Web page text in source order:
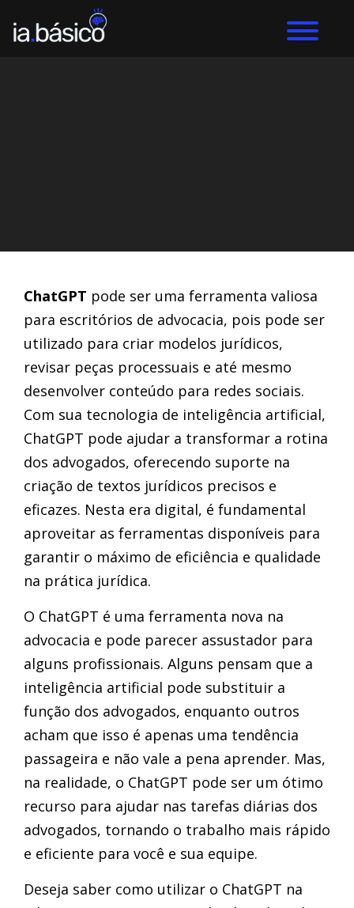
ChatGPT pode ser uma ferramenta valiosa
para escritórios de advocacia, pois pode ser
utilizado para criar modelos jurídicos,
revisar peças processuais e até mesmo
desenvolver conteúdo para redes sociais.
Com sua tecnologia de inteligência artificial,
ChatGPT pode ajudar a transformar a rotina
dos advogados, oferecendo suporte na
criação de textos jurídicos precisos e
eficazes. Nesta era digital, é fundamental
aproveitar as ferramentas disponíveis para
garantir o máximo de eficiência e qualidade
na prática jurídica.
O ChatGPT é uma ferramenta nova na
advocacia e pode parecer assustador para
alguns profissionais. Alguns pensam que a
inteligência artificial pode substituir a
função dos advogados, enquanto outros
acham que isso é apenas uma tendência
passageira e não vale a pena aprender. Mas,
na realidade, o ChatGPT pode ser um ótimo
recurso para ajudar nas tarefas diárias dos
advogados, tornando o trabalho mais rápido
e eficiente para você e sua equipe.
Deseja saber como utilizar o ChatGPT na